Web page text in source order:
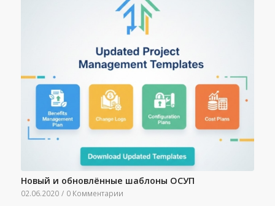
Новый и обновлённые шаблоны ОСУП
02.06.2020 / 0 Комментарии